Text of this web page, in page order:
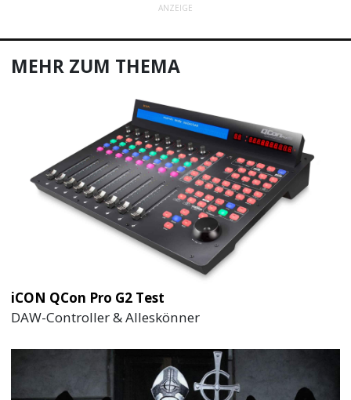
ANZEIGE
MEHR ZUM THEMA
iCON QCon Pro G2 Test
DAW-Controller & Alleskönner